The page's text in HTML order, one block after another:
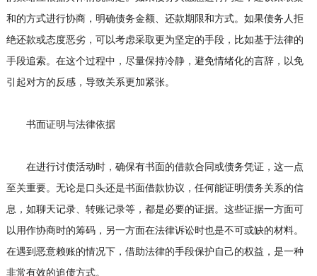
和的方式进行协商，明确债务金额、还款期限和方式。如果债务人拒
绝还款或态度恶劣，可以考虑采取更为坚定的手段，比如基于法律的
手段追索。在这个过程中，尽量保持冷静，避免情绪化的言辞，以免
引起对方的反感，导致关系更加紧张。
书面证明与法律依据
在进行讨债活动时，确保有书面的借款合同或债务凭证，这一点
至关重要。无论是口头还是书面借款协议，任何能证明债务关系的信
息，如聊天记录、转账记录等，都是必要的证据。这些证据一方面可
以用作协商时的筹码，另一方面在法律诉讼时也是不可或缺的材料。
在遇到恶意赖账的情况下，借助法律的手段保护自己的权益，是一种
非常有效的追债方式。